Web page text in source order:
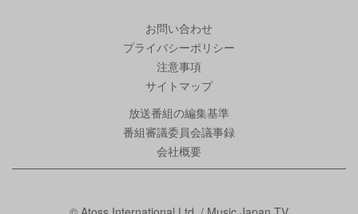
お問い合わせ
プライバシーポリシー
注意事項
サイトマップ
放送番組の編集基準
番組審議委員会議事録
会社概要